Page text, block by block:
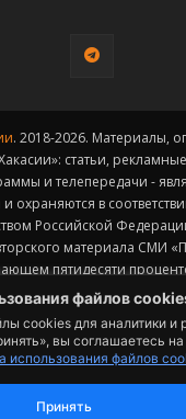
файлов
cookies для аналитики и
вы соглашаетесь на
использования файлов
Принять
. 2018-2026. Материалы,
статьи,
и телепередачи -
и охраняются в
Российской
материала СМИ
пятидесяти
размещением
материала.
цитируемого
системами.
материала,
возможно